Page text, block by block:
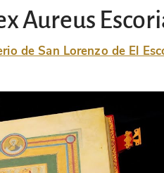
Aureus
de San Lorenzo de El